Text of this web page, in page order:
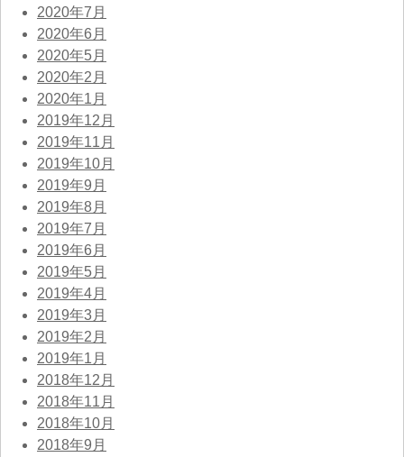
2020年7月
2020年6月
2020年5月
2020年2月
2020年1月
2019年12月
2019年11月
2019年10月
2019年9月
2019年8月
2019年7月
2019年6月
2019年5月
2019年4月
2019年3月
2019年2月
2019年1月
2018年12月
2018年11月
2018年10月
2018年9月